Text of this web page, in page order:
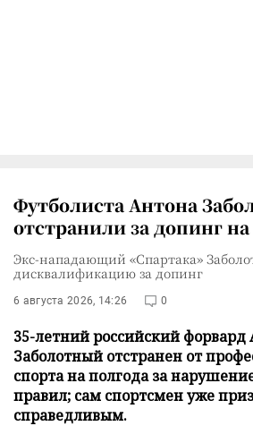
Футболиста Антона
отстранили за допинг
Экс-нападающий «Спартака»
дисквалификацию за допинг
6 августа 2026, 14:26 0
35-летний российский форвард
Заболотный отстранен от
спорта на полгода за
правил; сам спортсмен уже
справедливым.